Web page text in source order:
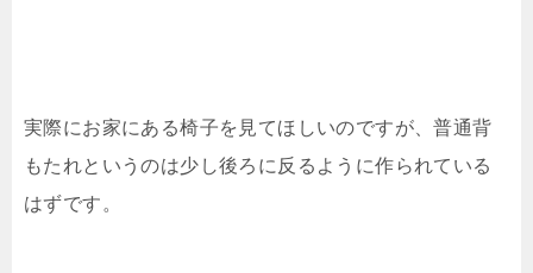
実際にお家にある椅子を見てほしいのですが、普通背
もたれというのは少し後ろに反るように作られている
はずです。